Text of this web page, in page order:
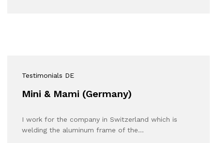
Testimonials DE
Mini & Mami (Germany)
I work for the company in Switzerland which is
welding the aluminum frame of the…